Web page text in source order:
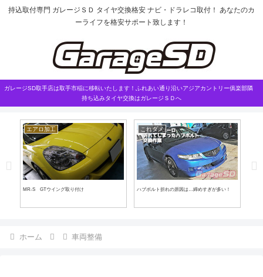
持込取付専門 ガレージＳＤ タイヤ交換格安 ナビ・ドラレコ取付！ あなたのカ
ーライフを格安サポート致します！
ガレージSD取手店は取手市稲に移転いたします！ふれあい通り沿いアジアカントリー俱楽部隣
持ち込みタイヤ交換はガレージＳＤへ
エアロ加工
MR-S GTウイング取り付け
これダメ
ハブボルト折れの原因は…締めすぎが多い！
ホーム 車両整備